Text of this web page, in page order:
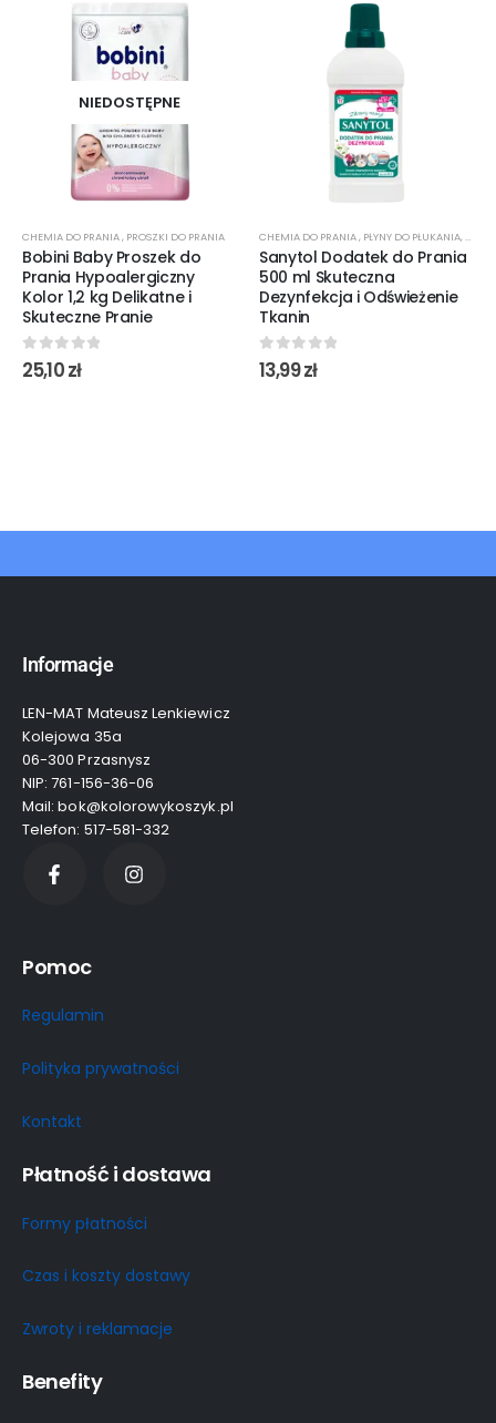
NIEDOSTĘPNE
CHEMIA DO PRANIA, PROSZKI DO PRANIA
Bobini Baby Proszek do
Prania Hypoalergiczny
Kolor 1,2 kg Delikatne i
Skuteczne Pranie
0out of 5
25,10zł
CHEMIA DO PRANIA, PŁYNY DO PŁUKANIA,
Sanytol Dodatek do Prania
500 ml Skuteczna
Dezynfekcja i Odświeżenie
Tkanin
0out of 5
13,99zł
Informacje
LEN-MAT Mateusz Lenkiewicz
Kolejowa 35a
06-300 Przasnysz
NIP: 761-156-36-06
Mail: bok@kolorowykoszyk.pl
Telefon: 517-581-332
Pomoc
Regulamin
Polityka prywatności
Kontakt
Płatność i dostawa
Formy płatności
Czas i koszty dostawy
Zwroty i reklamacje
Benefity